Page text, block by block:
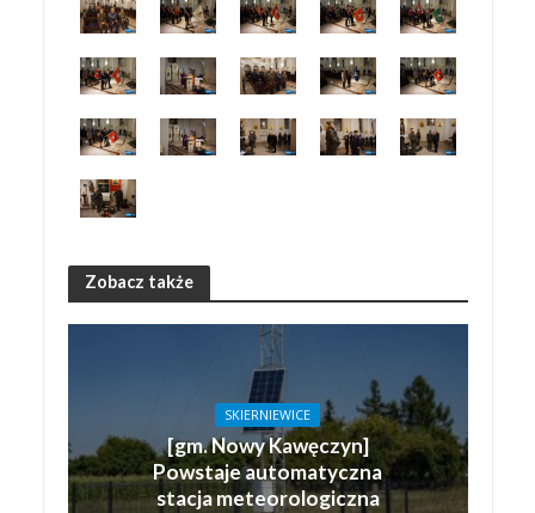
Zobacz także
SKIERNIEWICE
[gm. Nowy Kawęczyn]
Powstaje automatyczna
stacja meteorologiczna